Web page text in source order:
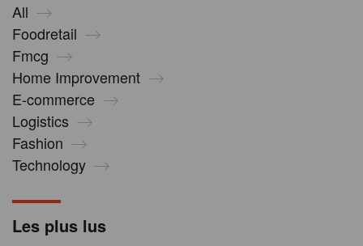
All
Foodretail
Fmcg
Home Improvement
E-commerce
Logistics
Fashion
Technology
Les plus lus